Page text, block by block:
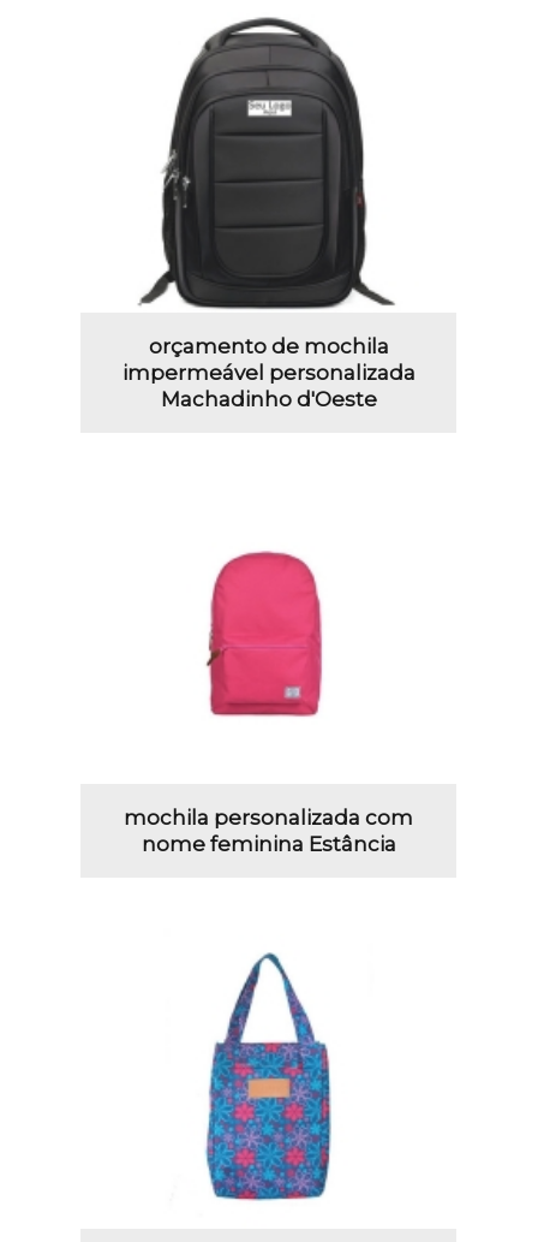
orçamento de mochila
impermeável personalizada
Machadinho d'Oeste
mochila personalizada com
nome feminina Estância